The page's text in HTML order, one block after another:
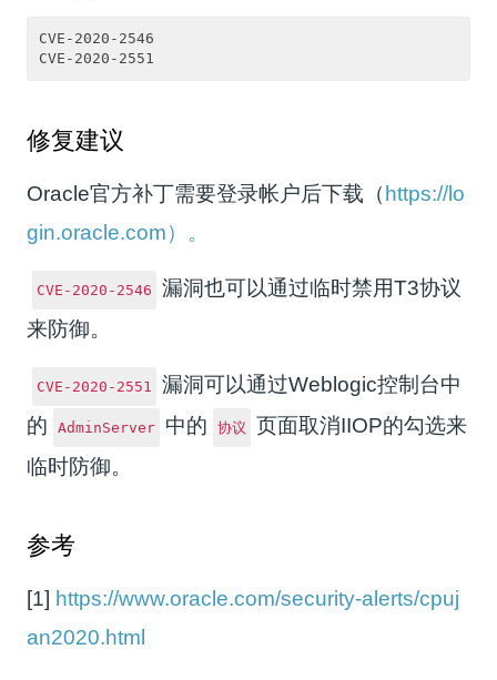
CVE-2020-2546
修复建议
Oracle官方补丁需要登录帐户后下载（ https://lo
gin.oracle.com）。
CVE-2020-2546
漏洞也可以通过临时禁用T3协议
来防御。
CVE-2020-2551
漏洞可以通过Weblogic控制台中
的
AdminServer 中的 协议
页面取消IIOP的勾选来
临时防御。
参考
[1] https://www.oracle.com/security-alerts/cpuj
an2020.html